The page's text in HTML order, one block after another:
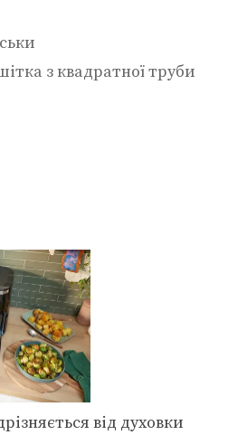
з квадратної труби
від духовки